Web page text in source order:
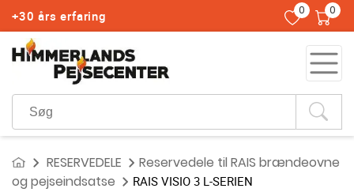
+30 års erfaring 0 0
RESERVEDELE
Reservedele til RAIS brændeovne
og pejseindsatse
RAIS VISIO 3 L-SERIEN